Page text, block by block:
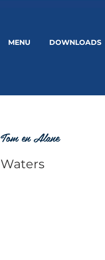
MENU DOWNLOADS
Tom en Alane
Waters